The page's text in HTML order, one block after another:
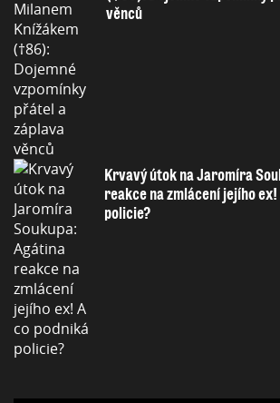
věnců
Krvavý útok na Jaromíra
reakce na zmlácení jejího
policie?